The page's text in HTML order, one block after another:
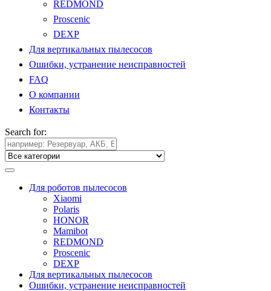
REDMOND
Proscenic
DEXP
Для вертикальных пылесосов
Ошибки, устранение неисправностей
FAQ
О компании
Контакты
Search for:
Для роботов пылесосов
Xiaomi
Polaris
HONOR
Mamibot
REDMOND
Proscenic
DEXP
Для вертикальных пылесосов
Ошибки, устранение неисправностей